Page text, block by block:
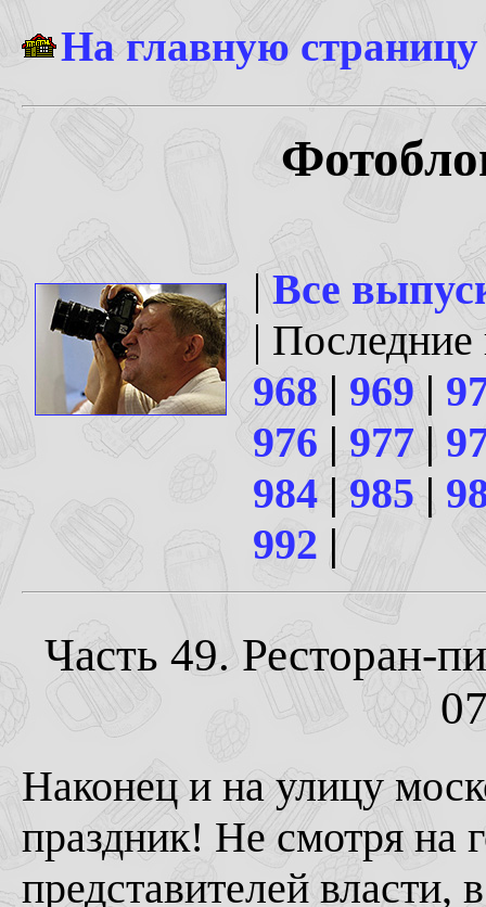
На главную
|Все
|
968| 969|
976 | 977 |
984 | 985|
992 |
Часть 49. Ресторан-
Наконец и на улицу
праздник! Не смотря на
представителей власти,